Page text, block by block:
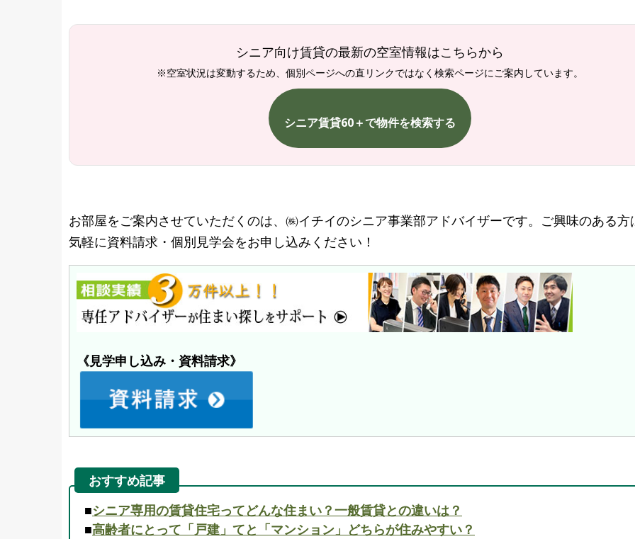
シニア向け賃貸の最新の空室情報はこちらから
※空室状況は変動するため、個別ページへの直リンクではなく検索ページにご案内しています。
シニア賃貸60＋で物件を検索する
お部屋をご案内させていただくのは、㈱イチイのシニア事業部アドバイザーです。ご興味のある方
気軽に資料請求・個別見学会をお申し込みください！
《見学申し込み・資料請求》
おすすめ記事
■シニア専用の賃貸住宅ってどんな住まい？一般賃貸との違いは？
■高齢者にとって「戸建」てと「マンション」どちらが住みやすい？